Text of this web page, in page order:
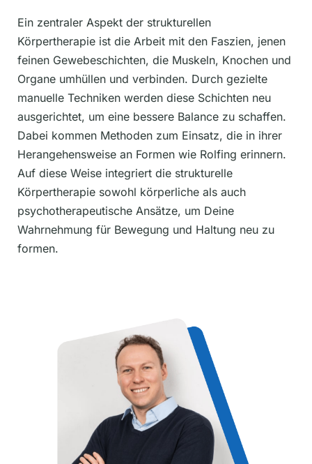
Ein zentraler Aspekt der strukturellen
Körpertherapie ist die Arbeit mit den Faszien, jenen
feinen Gewebeschichten, die Muskeln, Knochen und
Organe umhüllen und verbinden. Durch gezielte
manuelle Techniken werden diese Schichten neu
ausgerichtet, um eine bessere Balance zu schaffen.
Dabei kommen Methoden zum Einsatz, die in ihrer
Herangehensweise an Formen wie Rolfing erinnern.
Auf diese Weise integriert die strukturelle
Körpertherapie sowohl körperliche als auch
psychotherapeutische Ansätze, um Deine
Wahrnehmung für Bewegung und Haltung neu zu
formen.